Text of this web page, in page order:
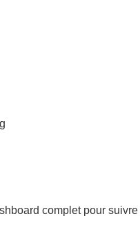
complet pour